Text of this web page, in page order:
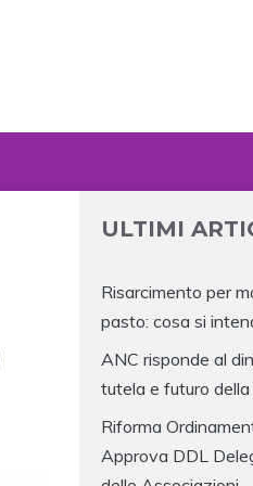
ULTIMI
Risarcimento per
pasto: cosa si
ANC risponde al
tutela e futuro
Riforma
Approva DDL